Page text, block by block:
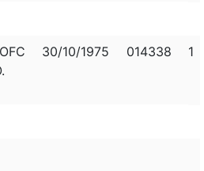
30/10/1975 014338 1